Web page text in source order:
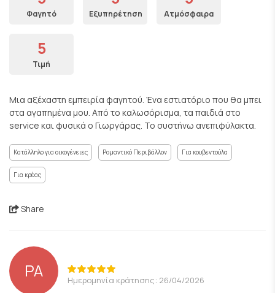
Φαγητό Εξυπηρέτηση Ατμόσφαιρα
5
Τιμή
Μια αξέχαστη εμπειρία φαγητού. Ένα εστιατόριο που θα μπει
στα αγαπημένα μου. Από το καλωσόρισμα, τα παιδιά στο
service και φυσικά ο Γιωργάρας. Το συστήνω ανεπιφύλακτα.
Κατάλληλο για οικογένειες Ρομαντικό Περιβάλλον Για κουβεντούλα
Για κρέας
Share
PA Ημερομηνία κράτησης: 26/04/2026